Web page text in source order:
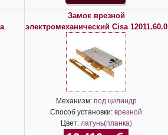
Замок врезной
электромеханический Cisa 12011.60.0
Механизм: под цилиндр
Способ установки: врезной
Цвет: латунь(планка)